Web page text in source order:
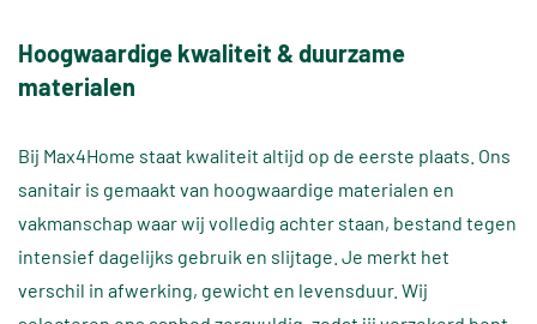
Hoogwaardige kwaliteit & duurzame
materialen
Bij Max4Home staat kwaliteit altijd op de eerste plaats. Ons
sanitair is gemaakt van hoogwaardige materialen en
vakmanschap waar wij volledig achter staan, bestand tegen
intensief dagelijks gebruik en slijtage. Je merkt het
verschil in afwerking, gewicht en levensduur. Wij